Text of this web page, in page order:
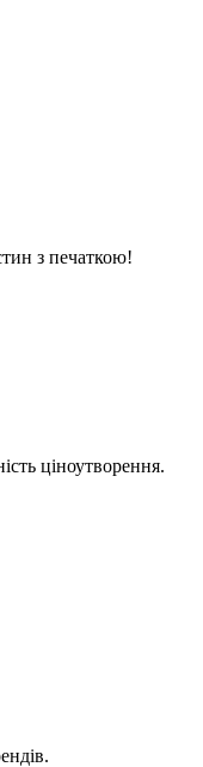
з печаткою!
ціноутворення.